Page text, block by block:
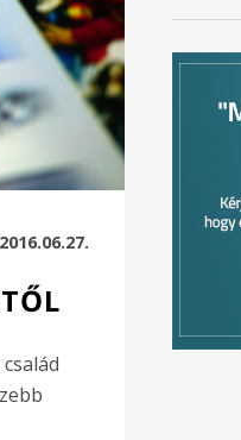
2016.06.27.